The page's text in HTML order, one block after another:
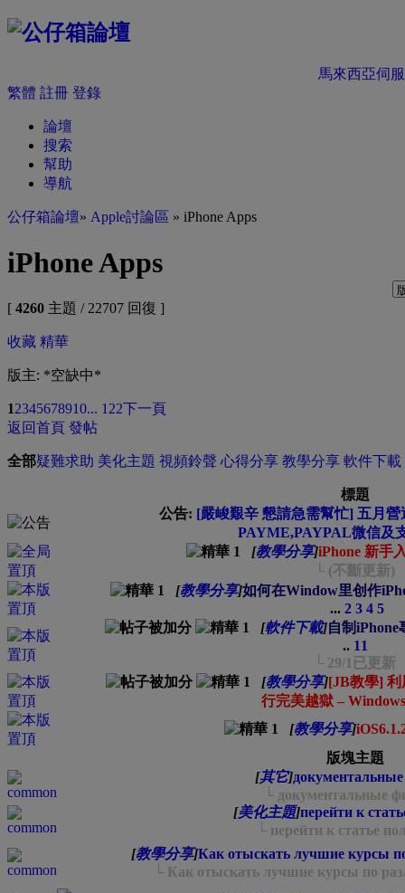
馬來西亞伺
繁體 註冊 登錄
論壇
搜索
幫助
導航
公仔箱論壇» Apple討論區 » iPhone Apps
iPhone Apps
[ 4260 主題 / 22707 回復 ]
收藏 精華
版主: *空缺中*
12345678910... 122下一頁
返回首頁 發帖
全部疑難求助 美化主題 視頻鈴聲 心得分享 教學分享 軟件下載
標題
公告: [嚴峻艱辛 懇請急需幫忙] 五月
PAYME,PAYPAL微信及
[教學分享]iPhone 新手
└ (不斷更新)
[教學分享]如何在Window里创作
... 2 3 4 5
[軟件下載]自制iPhone
.. 11
└ 29/1已更新
[教學分享][JB教學] 利
行完美越獄 –
[教學分享]
版塊主題
[其它]
└ документальные
[美化主題]перейти к
└ перейти к статье
[教學分享]Как отыскать лучшие курсы
└ Как отыскать лучшие курсы по